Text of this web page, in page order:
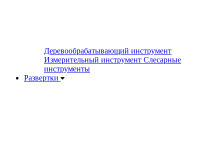
Деревообрабатывающий инструмент
Измерительный инструмент Слесарные
инструменты
Развертки